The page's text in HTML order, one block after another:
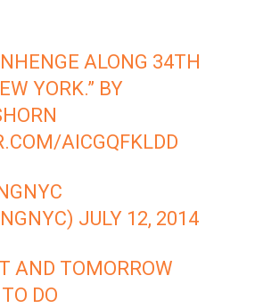
ALONG 34TH
YORK.” BY
AICGQFKLDD
JULY 12, 2014
AND TOMORROW
DO